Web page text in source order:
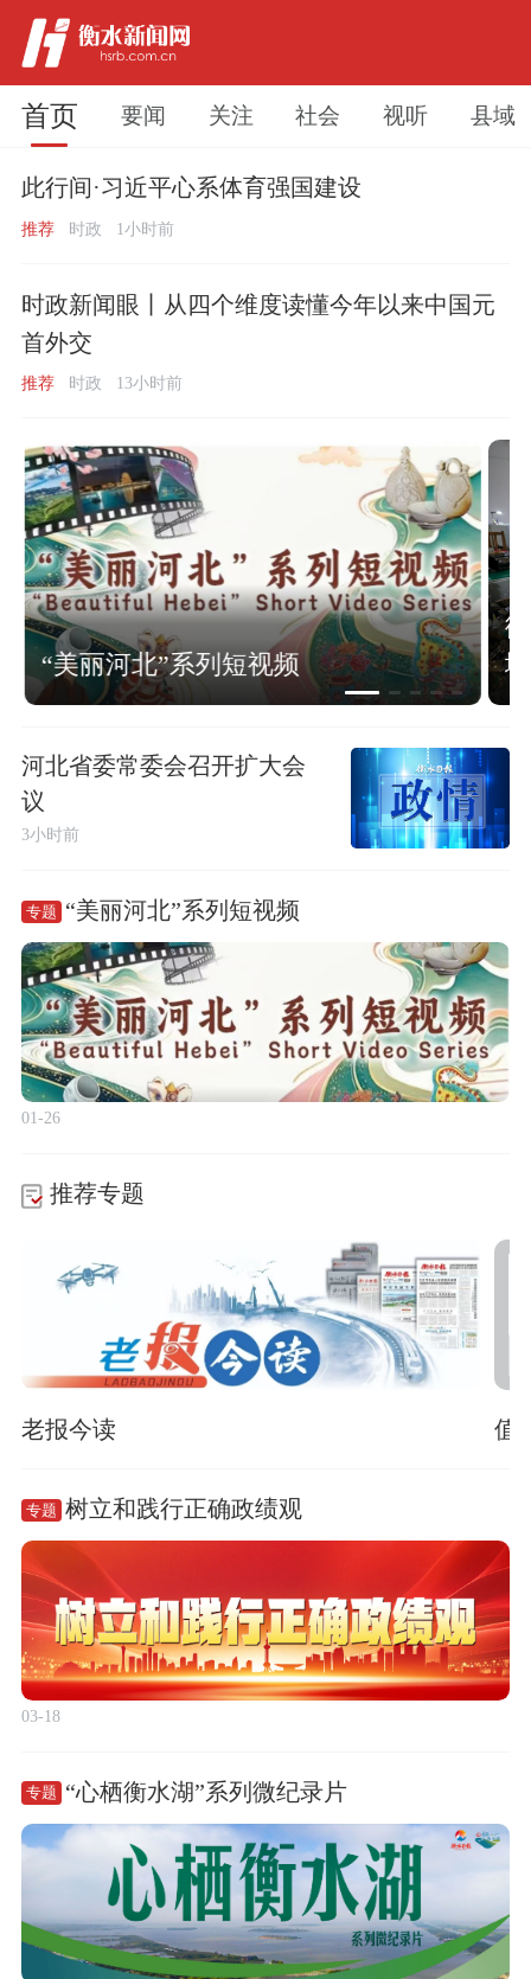
首页 要闻 关注 社会 视听 县域
此行间·习近平心系体育强国建设
推荐 时政 1小时前
时政新闻眼丨从四个维度读懂今年以来中国元
首外交
推荐 时政 13小时前
“美丽河北”系列短视频
河北省委常委会召开扩大会
议
3小时前
专题 “美丽河北”系列短视频
01-26
推荐专题
老报今读 值
专题 树立和践行正确政绩观
03-18
专题 “心栖衡水湖”系列微纪录片